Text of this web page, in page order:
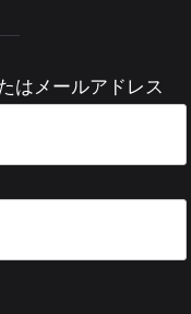
はメールアドレス